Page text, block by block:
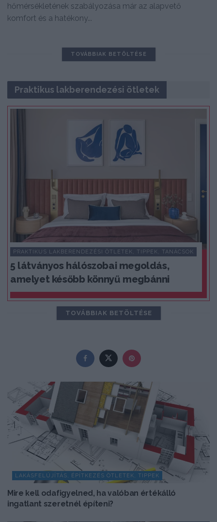
hőmérsékletének szabályozása már az alapvető
komfort és a hatékony...
TOVÁBBIAK BETÖLTÉSE
Praktikus lakberendezési ötletek
PRAKTIKUS LAKBERENDEZÉSI ÖTLETEK, TIPPEK, TANÁCSOK
5 látványos hálószobai megoldás,
amelyet később könnyű megbánni
TOVÁBBIAK BETÖLTÉSE
LAKÁSFELÚJÍTÁS, ÉPÍTKEZÉS ÖTLETEK, TIPPEK
Mire kell odafigyelned, ha valóban értékálló
ingatlant szeretnél építeni?